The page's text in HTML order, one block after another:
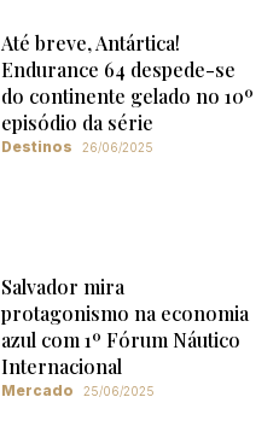
Até breve, Antártica!
Endurance 64 despede-se
do continente gelado no 10º
episódio da série
Destinos 26/06/2025
Salvador mira
protagonismo na economia
azul com 1º Fórum Náutico
Internacional
Mercado 25/06/2025